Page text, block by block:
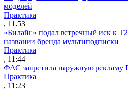
моделей
Практика
, 11:53
«Билайн» подал встречный иск к Т2
названии бренда мультиподписки
Практика
, 11:44
ФАС запретила наружную рекламу
Практика
, 11:23